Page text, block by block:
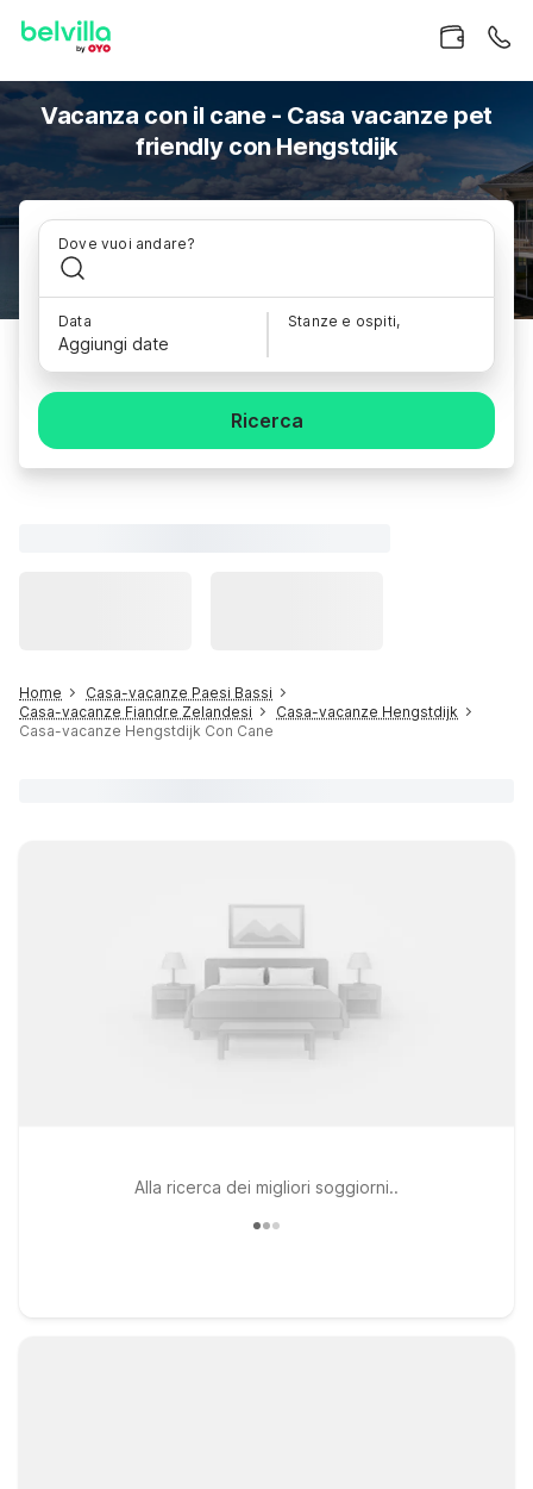
Vacanza con il cane - Casa vacanze pet
friendly con Hengstdijk
Dove vuoi andare?
Data
Aggiungi date
Stanze e ospiti,
Ricerca
Home
Casa-vacanze Paesi Bassi
Casa-vacanze Fiandre Zelandesi
Casa-vacanze Hengstdijk
Casa-vacanze Hengstdijk Con Cane
Alla ricerca dei migliori soggiorni..